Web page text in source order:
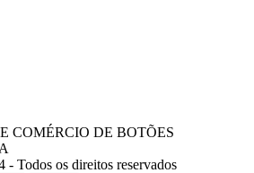
COMÉRCIO DE BOTÕES
- Todos os direitos reservados